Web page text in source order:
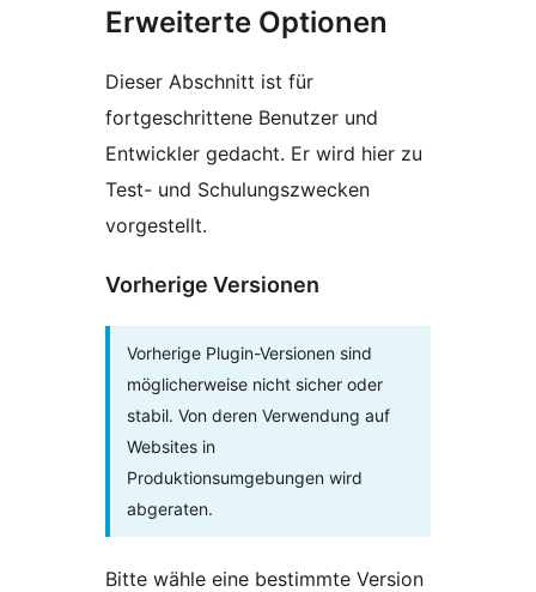
Erweiterte Optionen
Dieser Abschnitt ist für
fortgeschrittene Benutzer und
Entwickler gedacht. Er wird hier zu
Test- und Schulungszwecken
vorgestellt.
Vorherige Versionen
Vorherige Plugin-Versionen sind
möglicherweise nicht sicher oder
stabil. Von deren Verwendung auf
Websites in
Produktionsumgebungen wird
abgeraten.
Bitte wähle eine bestimmte Version